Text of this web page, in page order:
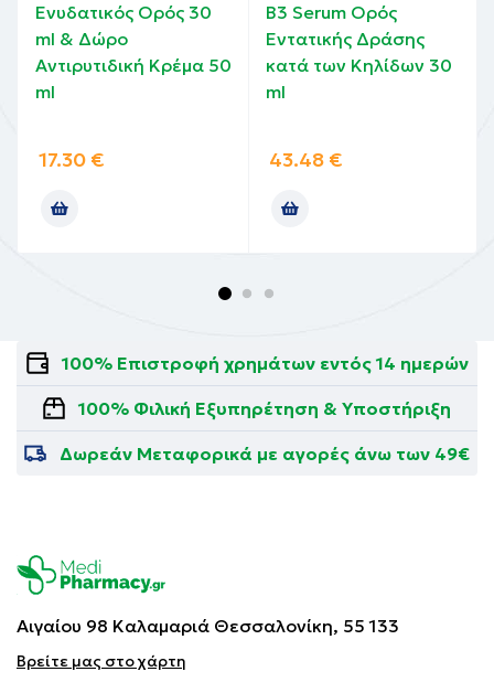
Ενυδατικός Ορός 30
ml & Δώρο
Αντιρυτιδική Κρέμα 50
ml
17.30 €
B3 Serum Ορός
Εντατικής Δράσης
κατά των Κηλίδων 30
ml
43.48 €
100% Επιστροφή χρημάτων εντός 14 ημερών
100% Φιλική Εξυπηρέτηση & Υποστήριξη
Δωρεάν Μεταφορικά με αγορές άνω των 49€
Αιγαίου 98 Καλαμαριά Θεσσαλονίκη, 55 133
Βρείτε μας στο χάρτη